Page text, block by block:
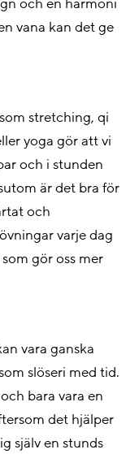
och en harmoni
vana kan det ge
stretching, qi
yoga gör att vi
och i stunden
är det bra för
och
varje dag
gör oss mer
vara ganska
slöseri med tid.
bara vara en
det hjälper
själv en stunds